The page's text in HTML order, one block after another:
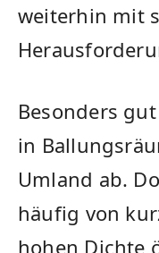
weiterhin mit
Besonders
in
Umland ab.
häufig von
hohen Dichte